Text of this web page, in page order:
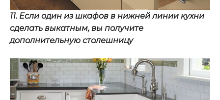
11. Если один из шкафов в нижней линии кухни
сделать выкатным, вы получите
дополнительную столешницу